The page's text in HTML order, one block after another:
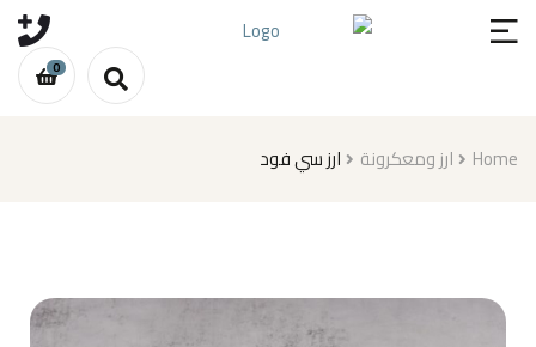
0
Home ارز ومعكرونة ارز سي فود